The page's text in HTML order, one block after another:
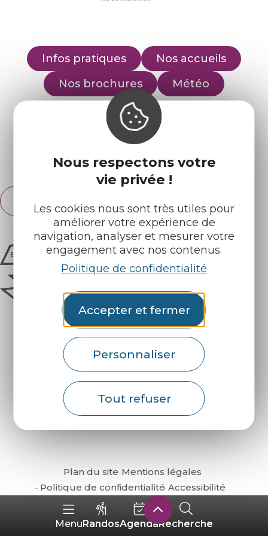
Nous respectons votre
vie privée !
Les cookies nous sont très utiles pour
améliorer votre expérience de
navigation, analyser et mesurer votre
engagement avec nos contenus.
Politique de confidentialité
Accepter et fermer
Personnaliser
Tout refuser
MenuRandosAgendaRecherche
Infos pratiques
Nos accueils
Nos brochures
Météo
Retrouvez-nous sur :
Espace pro Partenaires
Français
English
Comment venir ?
Plan du site Mentions légales
Politique de confidentialité Accessibilité